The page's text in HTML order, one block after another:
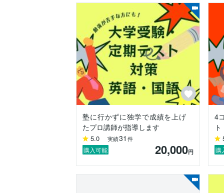
小学生：全科目（※中学受験除く）
中学生：国語・数学・英語・理科・社会
高校生：英語・現代文・古文・漢文
浪人生：対応可
定期テスト対策から大学受験まで、
長期的に伴走できるのが強みです。
指導では、単なる解説ではなく
・なぜその勉強をするのか
・どうすれば点数につながるのか
・どの順番で勉強すべきか
といった“戦略”まで含めて指導します。
特に国語（現代文・古文・漢文）は得意分
センター試験では満点を取りました！
「国語はセンス」というイメージを覆す、
塾に行かずに独学で成績を上げ
たプロ講師が指導します
5.0 実績31 件
購入可能 20,000円
4
購